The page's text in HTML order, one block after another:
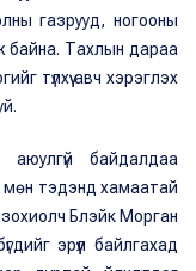
газрууд, ногооны
байна. Тахлын дараа
түлхүү авч хэрэглэх
байдалдаа
мөн тэдэнд хамаатай
Блэйк Морган
эрүүл байлгахад